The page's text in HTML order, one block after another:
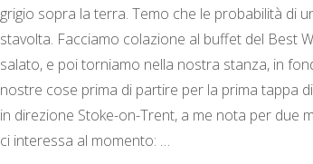
grigio sopra la terra. Temo che le probabilità di
stavolta. Facciamo colazione al buffet del Best
salato, e poi torniamo nella nostra stanza, in
nostre cose prima di partire per la prima tappa
in direzione Stoke-on-Trent, a me nota per due
ci interessa al momento: …